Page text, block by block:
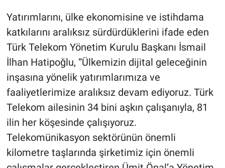
Yatırımlarını, ülke ekonomisine ve istihdama
katkılarını aralıksız sürdürdüklerini ifade eden
Türk Telekom Yönetim Kurulu Başkanı İsmail
İlhan Hatipoğlu, “Ülkemizin dijital geleceğinin
inşasına yönelik yatırımlarımıza ve
faaliyetlerimize aralıksız devam ediyoruz. Türk
Telekom ailesinin 34 bini aşkın çalışanıyla, 81
ilin her köşesinde çalışıyoruz.
Telekomünikasyon sektörünün önemli
kilometre taşlarında şirketimiz için önemli